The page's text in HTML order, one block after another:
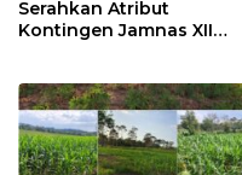
Serahkan Atribut
Kontingen Jamnas XII